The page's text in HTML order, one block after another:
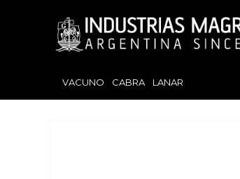
VACUNO CABRA LANAR